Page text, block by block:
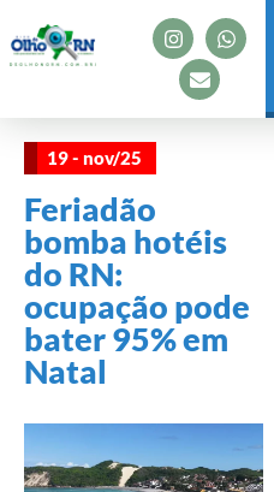
19 - nov/25
Feriadão
bomba hotéis
do RN:
ocupação pode
bater 95% em
Natal